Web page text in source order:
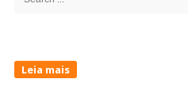
Leia mais